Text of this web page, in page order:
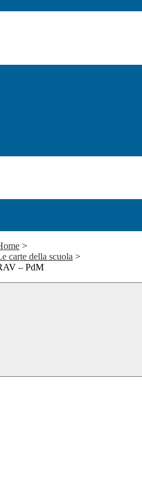
>
carte della scuola >
– PdM